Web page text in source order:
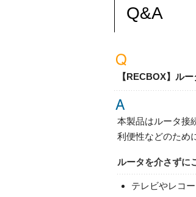
Q&A
【RECBOX】ル
本製品はルータ接
利便性などのため
ルータを介さずに
テレビやレコ